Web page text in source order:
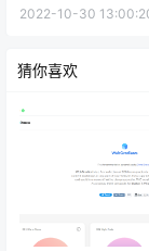
2022-10-30
猜你喜欢